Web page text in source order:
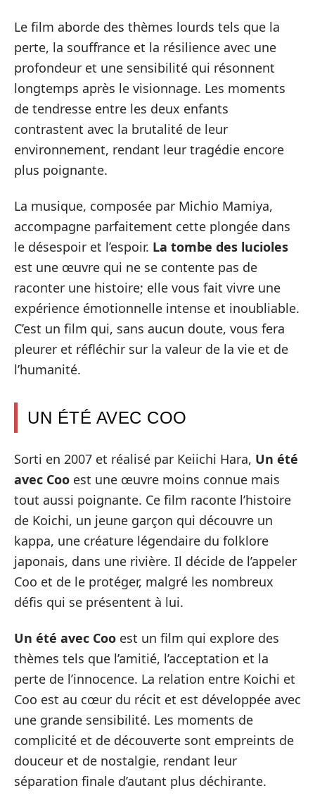
Le film aborde des thèmes lourds tels que la
perte, la souffrance et la résilience avec une
profondeur et une sensibilité qui résonnent
longtemps après le visionnage. Les moments
de tendresse entre les deux enfants
contrastent avec la brutalité de leur
environnement, rendant leur tragédie encore
plus poignante.
La musique, composée par Michio Mamiya,
accompagne parfaitement cette plongée dans
le désespoir et l’espoir. La tombe des lucioles
est une œuvre qui ne se contente pas de
raconter une histoire; elle vous fait vivre une
expérience émotionnelle intense et inoubliable.
C’est un film qui, sans aucun doute, vous fera
pleurer et réfléchir sur la valeur de la vie et de
l’humanité.
UN ÉTÉ AVEC COO
Sorti en 2007 et réalisé par Keiichi Hara, Un été
avec Coo est une œuvre moins connue mais
tout aussi poignante. Ce film raconte l’histoire
de Koichi, un jeune garçon qui découvre un
kappa, une créature légendaire du folklore
japonais, dans une rivière. Il décide de l’appeler
Coo et de le protéger, malgré les nombreux
défis qui se présentent à lui.
Un été avec Coo est un film qui explore des
thèmes tels que l’amitié, l’acceptation et la
perte de l’innocence. La relation entre Koichi et
Coo est au cœur du récit et est développée avec
une grande sensibilité. Les moments de
complicité et de découverte sont empreints de
douceur et de nostalgie, rendant leur
séparation finale d’autant plus déchirante.